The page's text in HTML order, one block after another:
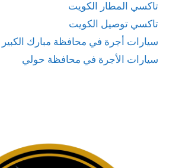
تاكسي المطار الكويت
تاكسي توصيل الكويت
سيارات أجرة في محافظة مبارك الكبير
سيارات الأجرة في محافظة حولي